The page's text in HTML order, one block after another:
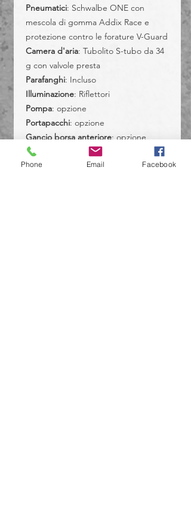
Pneumatici: Schwalbe ONE con
mescola di gomma Addix Race e
protezione contro le forature V-Guard
Camera d'aria: Tubolito S-tubo da 34
g con valvole presta
Parafanghi: Incluso
Illuminazione: Riflettori
Pompa: opzione
Portapacchi: opzione
Gancio borsa anteriore: opzione
Phone Email Facebook